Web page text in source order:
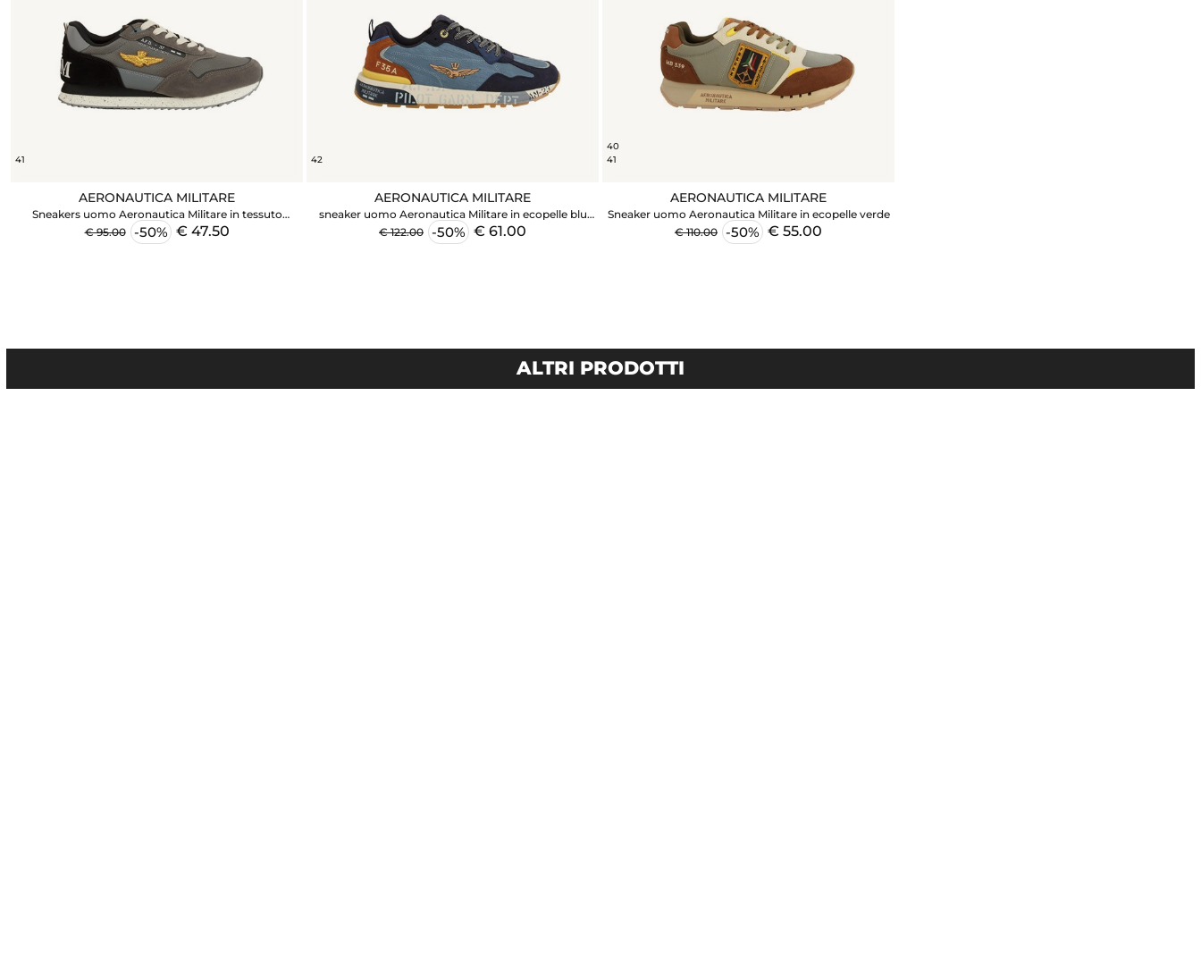
41
AERONAUTICA MILITARE
Sneakers uomo Aeronautica Militare in tessuto
tecnico grigio e inserti suede
€ 95.00 -50% € 47.50
42
AERONAUTICA MILITARE
sneaker uomo Aeronautica Militare in ecopelle blu
denim
€ 122.00 -50% € 61.00
40
41
AERONAUTICA MILITARE
Sneaker uomo Aeronautica Militare in ecopelle verde
€ 110.00 -50% € 55.00
ALTRI PRODOTTI